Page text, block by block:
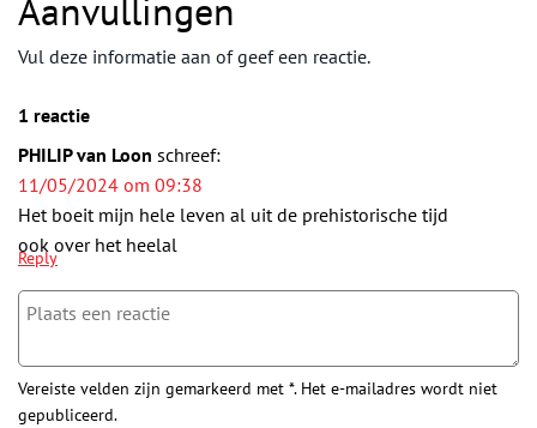
Aanvullingen
Vul deze informatie aan of geef een reactie.
1 reactie
PHILIP van Loon schreef:
11/05/2024 om 09:38
Het boeit mijn hele leven al uit de prehistorische tijd
ook over het heelal
Reply
Vereiste velden zijn gemarkeerd met *. Het e-mailadres wordt niet
gepubliceerd.